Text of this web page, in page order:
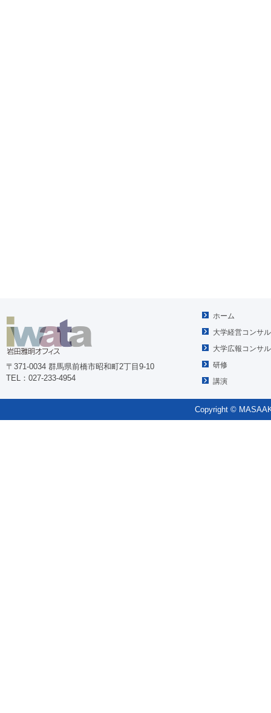
〒371-0034 群馬県前橋市昭和町2丁目9-10
TEL：027-233-4954
ホーム
大学経営コンサ
大学広報コンサ
研修
講演
Copyright ©